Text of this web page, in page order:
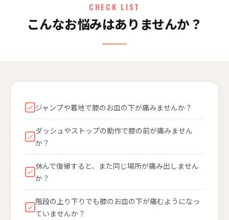
CHECK LIST
こんなお悩みはありませんか？
ジャンプや着地で膝のお皿の下が痛みませんか？
ダッシュやストップの動作で膝の前が痛みません
か？
休んで復帰すると、また同じ場所が痛み出しません
か？
階段の上り下りでも膝のお皿の下が痛むようになっ
ていませんか？